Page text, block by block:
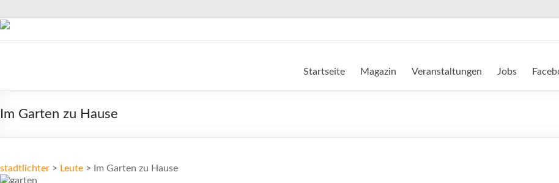
Zum
für
und
Winsen
Startseite Magazin Veranstaltungen Jobs
Im Garten zu Hause
stadtlichter > Leute > Im Garten zu Hause